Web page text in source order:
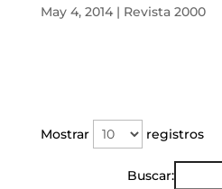
May 4, 2014| Revista 2000
Mostrar registros
Buscar: